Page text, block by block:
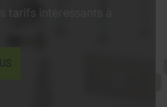
tarifs intéressants à